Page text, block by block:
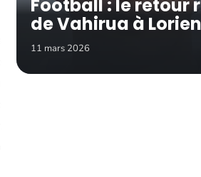
Football : le retour
de Vahirua à
11 mars 2026